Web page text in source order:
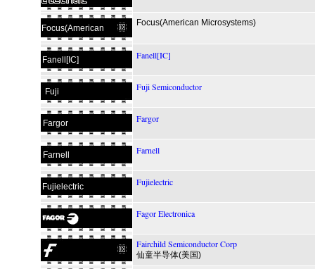
Focus(American
Focus(American Microsystems)
Fanell[IC] Fanell[IC]
Fuji Fuji Semiconductor
Fargor Fargor
Farnell Farnell
Fujielectric Fujielectric
Fagor Electronica
Fairchild Semiconductor Corp
仙童半导体(美国)